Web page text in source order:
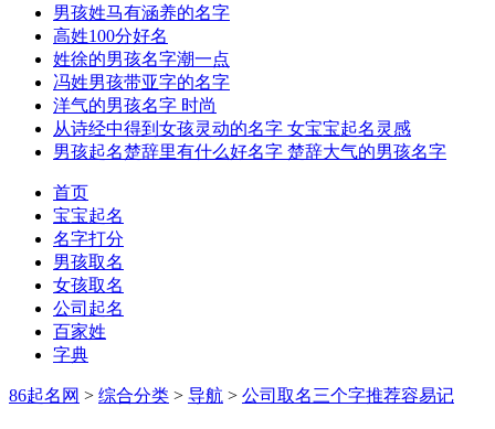
男孩姓马有涵养的名字
高姓100分好名
姓徐的男孩名字潮一点
冯姓男孩带亚字的名字
洋气的男孩名字 时尚
从诗经中得到女孩灵动的名字 女宝宝起名灵感
男孩起名楚辞里有什么好名字 楚辞大气的男孩名字
首页
宝宝起名
名字打分
男孩取名
女孩取名
公司起名
百家姓
字典
86起名网 > 综合分类 > 导航 > 公司取名三个字推荐容易记